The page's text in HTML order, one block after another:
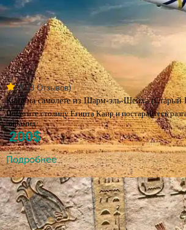
5 (3Отзывов)
Каир на самолёте из Шарм-эль-Шейха (Старый
Посетите столицу Египта Каир и постарайтесь
пирамид
200$
Подробнее